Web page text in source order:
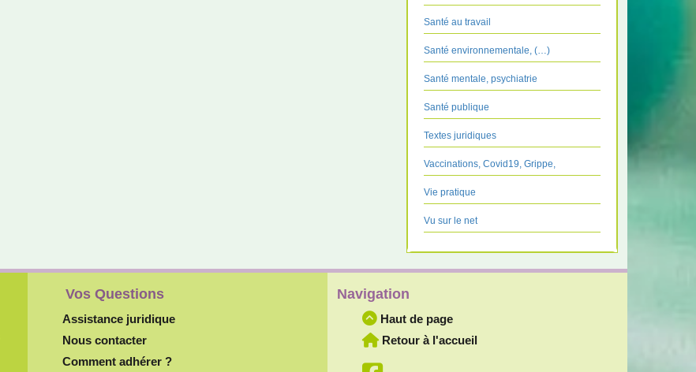
Santé au travail
Santé environnementale, (…)
Santé mentale, psychiatrie
Santé publique
Textes juridiques
Vaccinations, Covid19, Grippe,
Vie pratique
Vu sur le net
Vos Questions
Assistance juridique
Nous contacter
Comment adhérer ?
Navigation
Haut de page
Retour à l'accueil